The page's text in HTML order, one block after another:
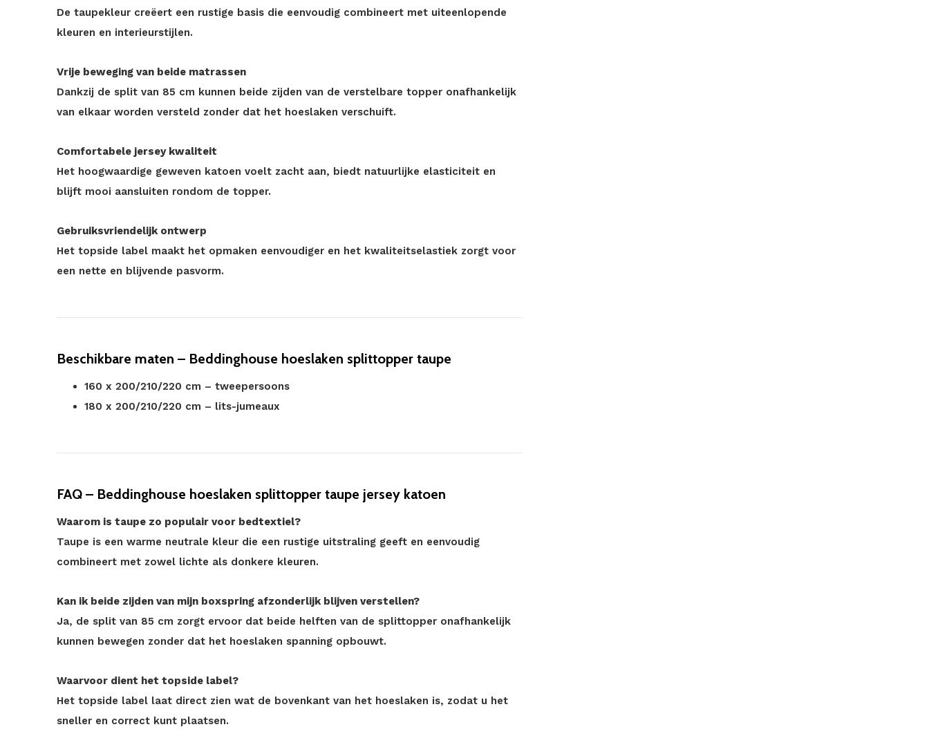
De taupekleur creëert een rustige basis die eenvoudig combineert met uiteenlopende
kleuren en interieurstijlen.
Vrije beweging van beide matrassen
Dankzij de split van 85 cm kunnen beide zijden van de verstelbare topper onafhankelijk
van elkaar worden versteld zonder dat het hoeslaken verschuift.
Comfortabele jersey kwaliteit
Het hoogwaardige geweven katoen voelt zacht aan, biedt natuurlijke elasticiteit en
blijft mooi aansluiten rondom de topper.
Gebruiksvriendelijk ontwerp
Het topside label maakt het opmaken eenvoudiger en het kwaliteitselastiek zorgt voor
een nette en blijvende pasvorm.
Beschikbare maten – Beddinghouse hoeslaken splittopper taupe
160 x 200/210/220 cm – tweepersoons
180 x 200/210/220 cm – lits-jumeaux
FAQ – Beddinghouse hoeslaken splittopper taupe jersey katoen
Waarom is taupe zo populair voor bedtextiel?
Taupe is een warme neutrale kleur die een rustige uitstraling geeft en eenvoudig
combineert met zowel lichte als donkere kleuren.
Kan ik beide zijden van mijn boxspring afzonderlijk blijven verstellen?
Ja, de split van 85 cm zorgt ervoor dat beide helften van de splittopper onafhankelijk
kunnen bewegen zonder dat het hoeslaken spanning opbouwt.
Waarvoor dient het topside label?
Het topside label laat direct zien wat de bovenkant van het hoeslaken is, zodat u het
sneller en correct kunt plaatsen.